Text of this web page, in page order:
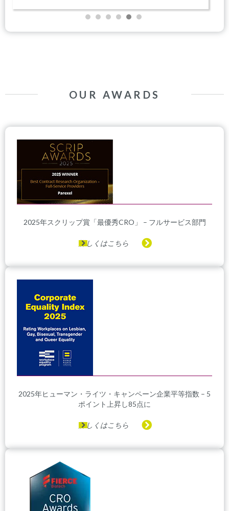
OUR AWARDS
2025年スクリップ賞「最優秀CRO」 – フルサービス部門
詳しくはこちら
2025年ヒューマン・ライツ・キャンペーン企業平等指数 – 5
ポイント上昇し85点に
詳しくはこちら